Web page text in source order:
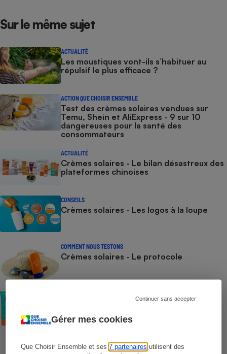
Gérer mes cookies
Que Choisir Ensemble et ses7 partenaires utilisent des
Continuer sans accepter
Sur le même sujet
ACTUALITÉ
Les moustiques vont-ils s’habituer au
répulsif le plus efficace ?
ACTION QUE CHOISIR ENSEMBLE
Test des crèmes solaires vendues sur
Temu, Shein et AliExpress - 9 sur 10
dangereuses pour la santé des
consommateurs
ACTUALITÉ
Crèmes solaires - Le bilan désastreux des
plateformes chinoises
CONSEILS
Crèmes solaires - Les logos à la loupe
COMMENT NOUS TESTONS
Crèmes solaires - Le protocole
Crèmes solaires visage - Le protocole